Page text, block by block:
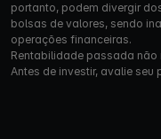
portanto, podem divergir
bolsas de valores, sendo
operações financeiras.
Rentabilidade passada
Antes de investir, avalie